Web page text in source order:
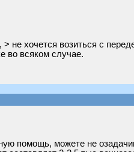
не хочется возиться с
во всяком случае.
помощь, можете не